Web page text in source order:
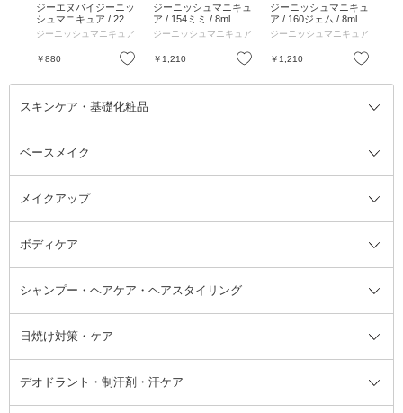
お気に入り
ジーエヌバイジーニッ
シュマニキュア / 22.
シナモン / 5ml
ジーニッシュマニキュア
￥880 お気に入り
ジーニッシュマニキュ
ア / 154ミミ / 8ml
ジーニッシュマニキュア
￥1,210 お気に入り
ジーニッシュマニキュ
ア / 160ジェム / 8ml
ジーニッシュマニキュア
￥1,210
スキンケア・基礎化粧品
スキンケア・基礎化粧品全て
洗顔料
美容液
オールインワン化粧品 フェイスクリーム
フェイスオイル・バーム
ブースター・導入液
ベースメイク
ベースメイク全て
BBクリーム
コンシーラー ファンデーション
フェイスパウダー
メイクアップ
メイクアップ全て
まつげ美容液 つけまつげ
アイシャドウ
アイブロウ・眉マスカラ
ボディケア
ボディケア全て
ボディソープ・ハンドソープ・石
けん
ボディケア
レッグ・フットケア
シャンプー・ヘアケア・ヘアスタイリング
シャンプー・ヘアケア・ヘアスタ
イリング全て
洗い流さないトリートメント
日焼け対策・ケア
日焼け対策・ケア全て
デオドラント・制汗剤・汗ケア